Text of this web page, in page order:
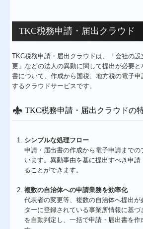
TKC税務申請・届出クラウド
TKC税務申請・届出クラウドは、「会社の
更」などの法人の異動に関して提出が必要と
書について、作成から国税、地方税の電子
するクラウドサービスです。
TKC税務申請・届出クラウドの
シンプルな処理フロー
申請・届出書の作成から電子申請までの
います。異動事由を基に提出すべき申請
ることができます。
複数の自治体への申請業務を効率化
代表者の変更等、複数の自治体へ提出が
ターに登録されている事業所情報に基
を自動判定し、一括で申請・届出書を作